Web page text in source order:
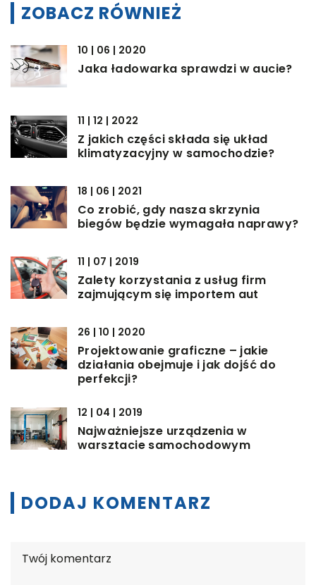
ZOBACZ RÓWNIEŻ
10 | 06 | 2020
Jaka ładowarka sprawdzi w aucie?
11 | 12 | 2022
Z jakich części składa się układ
klimatyzacyjny w samochodzie?
18 | 06 | 2021
Co zrobić, gdy nasza skrzynia
biegów będzie wymagała naprawy?
11 | 07 | 2019
Zalety korzystania z usług firm
zajmującym się importem aut
26 | 10 | 2020
Projektowanie graficzne – jakie
działania obejmuje i jak dojść do
perfekcji?
12 | 04 | 2019
Najważniejsze urządzenia w
warsztacie samochodowym
DODAJ KOMENTARZ